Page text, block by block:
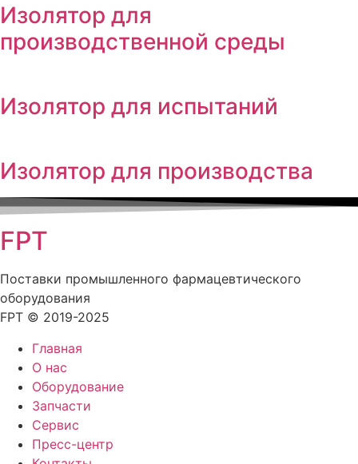
Изолятор для
производственной среды
Изолятор для испытаний
Изолятор для производства
FPT
Поставки промышленного фармацевтического
оборудования
FPT © 2019-2025
Главная
О нас
Оборудование
Запчасти
Сервис
Пресс-центр